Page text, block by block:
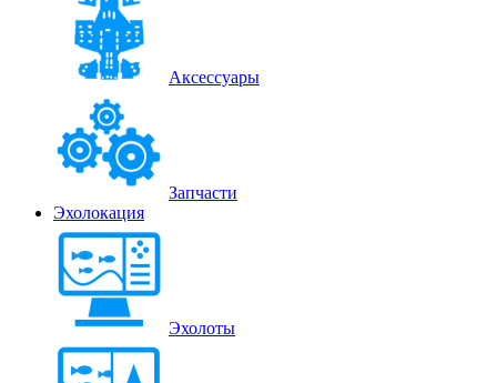
Аксессуары
Запчасти
Эхолокация
Эхолоты